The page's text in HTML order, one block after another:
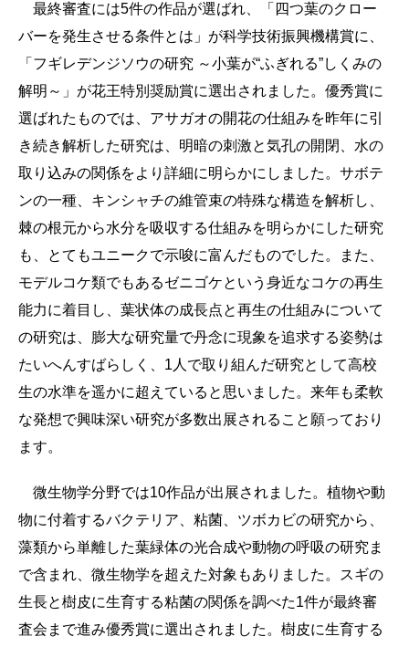
最終審査には5件の作品が選ばれ、「四つ葉のクロー
バーを発生させる条件とは」が科学技術振興機構賞に、
「フギレデンジソウの研究 ～小葉が“ふぎれる”しくみの
解明～」が花王特別奨励賞に選出されました。優秀賞に
選ばれたものでは、アサガオの開花の仕組みを昨年に引
き続き解析した研究は、明暗の刺激と気孔の開閉、水の
取り込みの関係をより詳細に明らかにしました。サボテ
ンの一種、キンシャチの維管束の特殊な構造を解析し、
棘の根元から水分を吸収する仕組みを明らかにした研究
も、とてもユニークで示唆に富んだものでした。また、
モデルコケ類でもあるゼニゴケという身近なコケの再生
能力に着目し、葉状体の成長点と再生の仕組みについて
の研究は、膨大な研究量で丹念に現象を追求する姿勢は
たいへんすばらしく、1人で取り組んだ研究として高校
生の水準を遥かに超えていると思いました。来年も柔軟
な発想で興味深い研究が多数出展されること願っており
ます。
微生物学分野では10作品が出展されました。植物や動
物に付着するバクテリア、粘菌、ツボカビの研究から、
藻類から単離した葉緑体の光合成や動物の呼吸の研究ま
で含まれ、微生物学を超えた対象もありました。スギの
生長と樹皮に生育する粘菌の関係を調べた1件が最終審
査会まで進み優秀賞に選出されました。樹皮に生育する